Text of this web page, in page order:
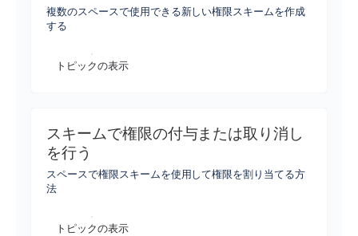
複数のスペースで使用できる新しい権限スキームを作成
する
トピックの表示
スキームで権限の付与または取り消し
を行う
スペースで権限スキームを使用して権限を割り当てる方
法
トピックの表示